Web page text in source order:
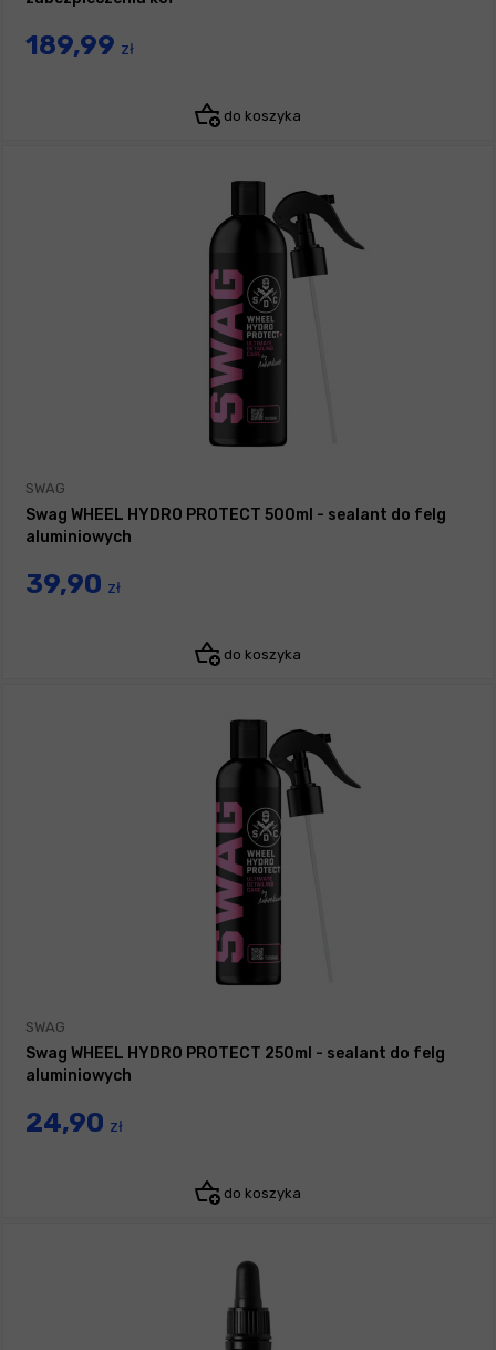
189,99 zł
do koszyka
SWAG
Swag WHEEL HYDRO PROTECT 500ml - sealant do felg
aluminiowych
39,90 zł
do koszyka
SWAG
Swag WHEEL HYDRO PROTECT 250ml - sealant do felg
aluminiowych
24,90 zł
do koszyka